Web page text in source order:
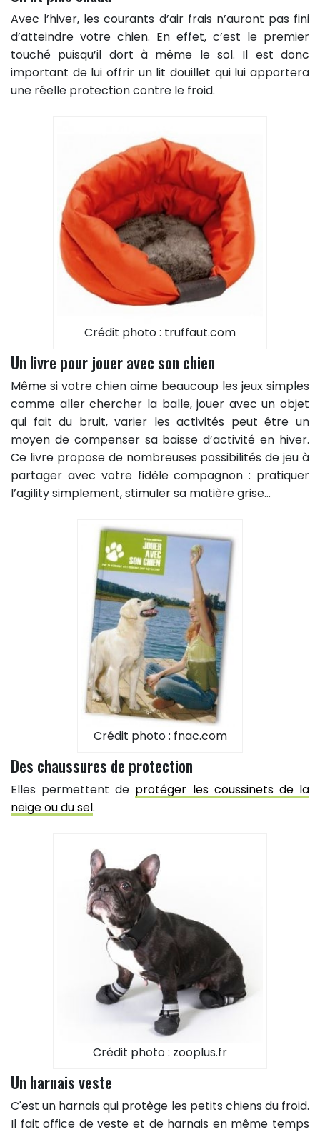
Avec l’hiver, les courants d’air frais n’auront pas fini
d’atteindre votre chien. En effet, c’est le premier
touché puisqu’il dort à même le sol. Il est donc
important de lui offrir un lit douillet qui lui apportera
une réelle protection contre le froid.
Crédit photo : truffaut.com
Un livre pour jouer avec son chien
Même si votre chien aime beaucoup les jeux simples
comme aller chercher la balle, jouer avec un objet
qui fait du bruit, varier les activités peut être un
moyen de compenser sa baisse d’activité en hiver.
Ce livre propose de nombreuses possibilités de jeu à
partager avec votre fidèle compagnon : pratiquer
l’agility simplement, stimuler sa matière grise…
Crédit photo : fnac.com
Des chaussures de protection
Elles permettent de protéger les coussinets de la
neige ou du sel.
Crédit photo : zooplus.fr
Un harnais veste
C'est un harnais qui protège les petits chiens du froid.
Il fait office de veste et de harnais en même temps